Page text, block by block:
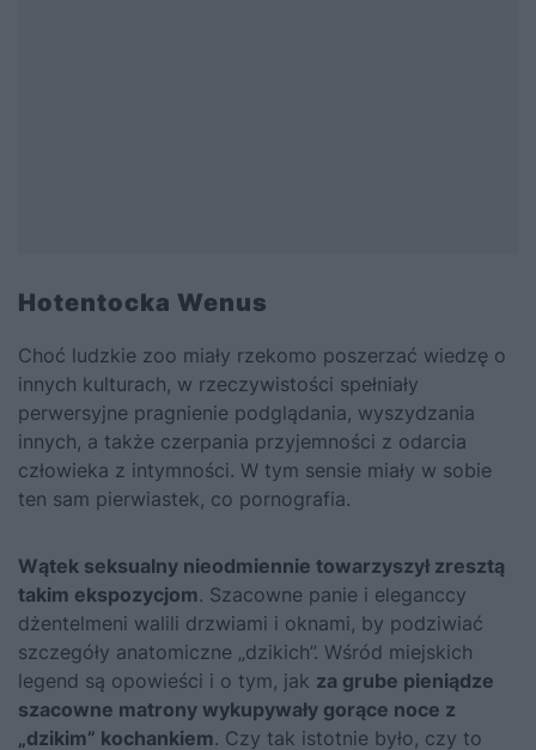
Hotentocka Wenus
Choć ludzkie zoo miały rzekomo poszerzać wiedzę o
innych kulturach, w rzeczywistości spełniały
perwersyjne pragnienie podglądania, wyszydzania
innych, a także czerpania przyjemności z odarcia
człowieka z intymności. W tym sensie miały w sobie
ten sam pierwiastek, co pornografia.
Wątek seksualny nieodmiennie towarzyszył zresztą
takim ekspozycjom. Szacowne panie i eleganccy
dżentelmeni walili drzwiami i oknami, by podziwiać
szczegóły anatomiczne „dzikich”. Wśród miejskich
legend są opowieści i o tym, jak za grube pieniądze
szacowne matrony wykupywały gorące noce z
„dzikim” kochankiem. Czy tak istotnie było, czy to